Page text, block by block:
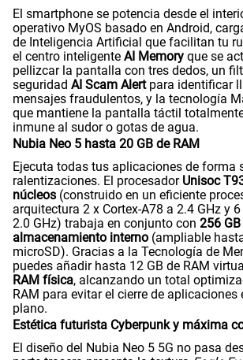
El smartphone se potencia desde el
operativo MyOS basado en Android,
de Inteligencia Artificial que facilitan tu
el centro inteligente AI Memory que se
pellizcar la pantalla con tres dedos, un
seguridad AI Scam Alertpara identificar
mensajes fraudulentos, y la tecnología
que mantiene la pantalla táctil
inmune al sudor o gotas de agua.
Nubia Neo 5 hasta 20 GB de RAM
Ejecuta todas tus aplicaciones de forma
ralentizaciones. El procesador Unisoc
núcleos (construido en un eficiente
arquitectura 2 x Cortex-A78 a 2.4 GHz y
2.0 GHz) trabaja en conjunto con 256
almacenamiento interno (ampliable
microSD). Gracias a la Tecnología de
puedes añadir hasta 12 GB de RAM
RAM física, alcanzando un total
RAM para evitar el cierre de aplicaciones
plano.
Estética futurista Cyberpunk y máxima
El diseño del Nubia Neo 5 5G no pasa